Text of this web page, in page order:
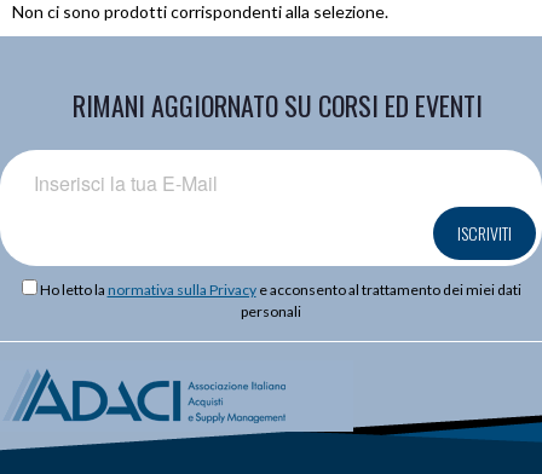
Non ci sono prodotti corrispondenti alla selezione.
RIMANI AGGIORNATO SU CORSI ED EVENTI
ISCRIVITI
Ho letto la normativa sulla Privacye acconsento al trattamento dei miei dati
personali